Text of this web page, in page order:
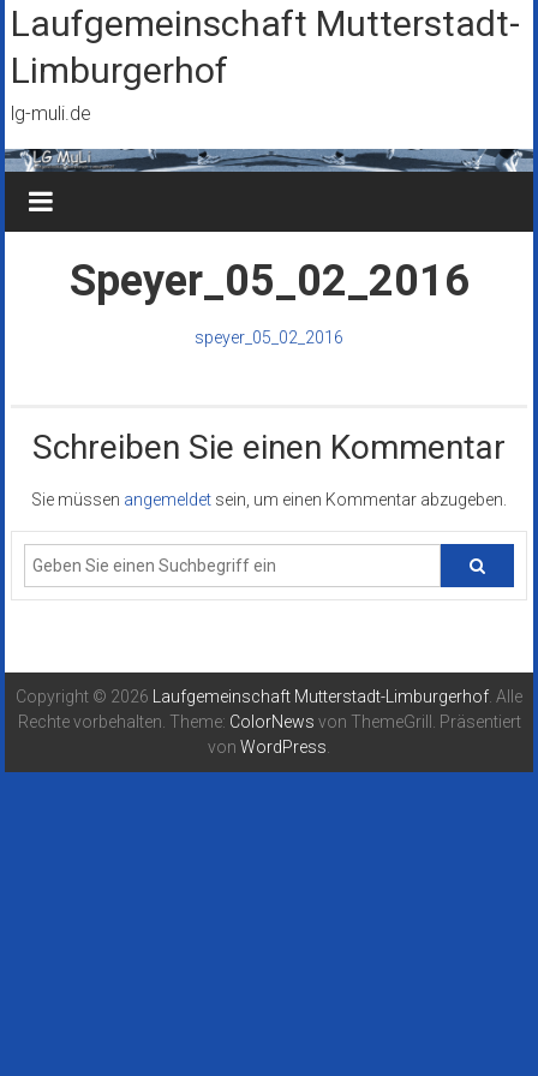
Zum
Inhalt
springen
Laufgemeinschaft Mutterstadt-
Limburgerhof
lg-muli.de
Speyer_05_02_2016
speyer_05_02_2016
Schreiben Sie einen Kommentar
Sie müssen angemeldet sein, um einen Kommentar abzugeben.
Copyright © 2026 Laufgemeinschaft Mutterstadt-Limburgerhof . Alle
Rechte vorbehalten. Theme: ColorNews von ThemeGrill. Präsentiert
von WordPress